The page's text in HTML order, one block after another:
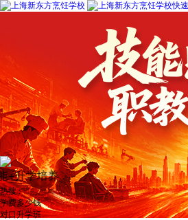
新东方烹饪教育（上海）杨
零基础入学，毕业直通名企了解一下
热搜 :
学费多少钱
对口升学班